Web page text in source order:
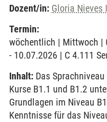
Dozent/in: Gloria Nieves
Termin:
wöchentlich | Mittwoch |
- 10.07.2026 | C 4.111
Inhalt: Das
Kurse B1.1 und B1.2
Grundlagen im Niveau
Kenntnisse für das